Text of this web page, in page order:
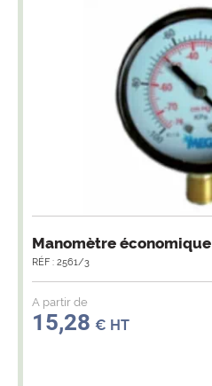
Manomètre économique
RÉF : 2561/3
A partir de
15,28 € HT